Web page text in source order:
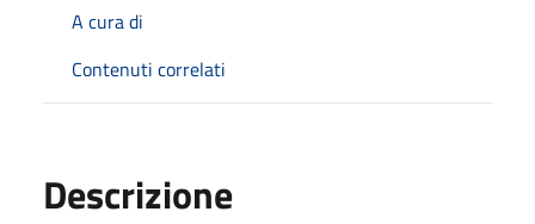
A cura di
Contenuti correlati
Descrizione